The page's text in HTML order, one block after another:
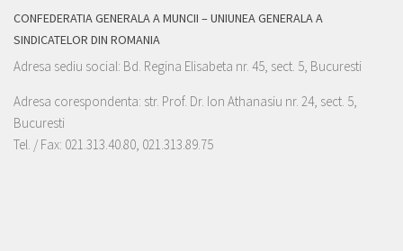
CONFEDERATIA GENERALA A MUNCII – UNIUNEA GENERALA A
SINDICATELOR DIN ROMANIA
Adresa sediu social: Bd. Regina Elisabeta nr. 45, sect. 5, Bucuresti
Adresa corespondenta: str. Prof. Dr. Ion Athanasiu nr. 24, sect. 5,
Bucuresti
Tel. / Fax: 021.313.40.80, 021.313.89.75